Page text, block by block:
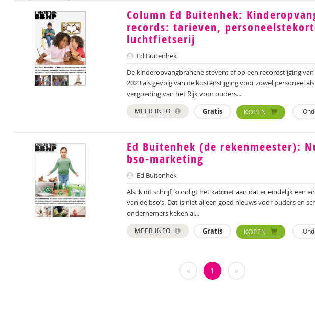
Column Ed Buitenhek:
records: tarieven,
luchtfietserij
Ed Buitenhek
De kinderopvangbranche stevent af op een recordstijging
2023 als gevolg van de kostenstijging voor zowel personeel
vergoeding van het Rijk voor ouders...
MEER INFO Gratis KOPEN
Ed Buitenhek (de rekenmeester):
bso-marketing
Ed Buitenhek
Als ik dit schrijf, kondigt het kabinet aan dat er eindelijk een
van de bso’s. Dat is niet alleen goed nieuws voor ouders en
ondernemers keken al...
MEER INFO Gratis KOPEN
« 1 »